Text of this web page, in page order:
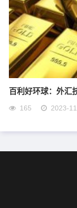
百利好环球：外汇
165 2023-